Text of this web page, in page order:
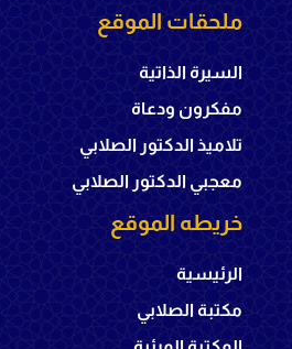
ملحقات الموقع
السيرة الذاتية
مفكرون ودعاة
تلاميذ الدكتور الصلابي
معجبي الدكتور الصلابي
خريطه الموقع
الرئيسية
مكتبة الصلابي